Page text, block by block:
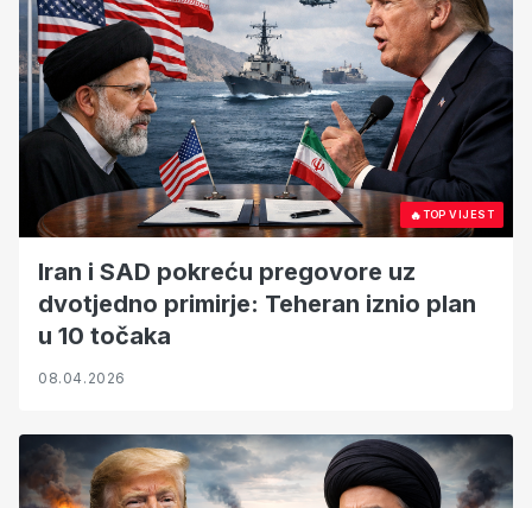
🔥TOP VIJEST
Iran i SAD pokreću pregovore uz
dvotjedno primirje: Teheran iznio plan
u 10 točaka
08.04.2026